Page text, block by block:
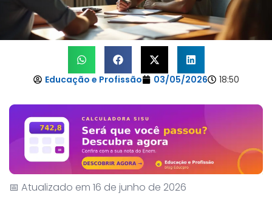
Educação e Profissão 03/05/2026 18:50
📅 Atualizado em 16 de junho de 2026